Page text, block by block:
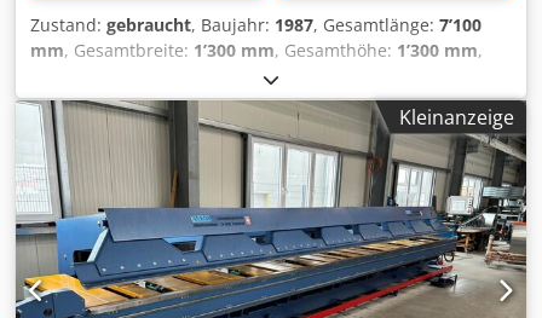
Zustand: gebraucht, Baujahr: 1987, Gesamtlänge: 7’100
mm, Gesamtbreite: 1’300 mm, Gesamthöhe: 1’300 mm,
Farbe: Grün Leergewicht: 4.000 kg Preis: Auf Anfrage -
Baujahr: 1987 - Dokumentation verfügbar: Nein - CE-
Zertifikat vorhanden: Nein - Seriennummer: 301/405 -
Ansteuerung: Konventionell - Maschinenmodell:
Halbautomatisch - Antriebssystem: Hydraulisch - Leistung
[kW]: 2.2 - Biegerichtung: Aufwärtsbiegen - Max.
Blechdicke [mm]: 15 - Max. Arbeitsbreite [mm]: 6020 - Max.
Öffnung [mm]: 150 - Anschlagtyp: Manuell -
Winkelverstellung: Manuell - Max. Biegewinkel [°]: 135 -
Optionen: Langabkantbank - Transportmaße: 7100mm x
Kleinanzeige